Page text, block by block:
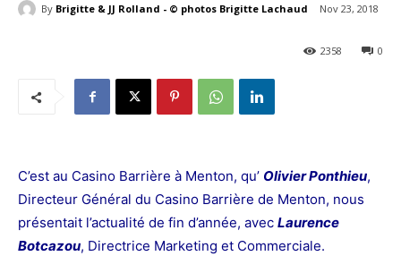
By Brigitte & JJ Rolland - © photos Brigitte Lachaud Nov 23, 2018
0
2358
C’est au Casino Barrière à Menton, qu’ Olivier Ponthieu,
Directeur Général du Casino Barrière de Menton, nous
présentait l’actualité de fin d’année, avec Laurence
Botcazou, Directrice Marketing et Commerciale.